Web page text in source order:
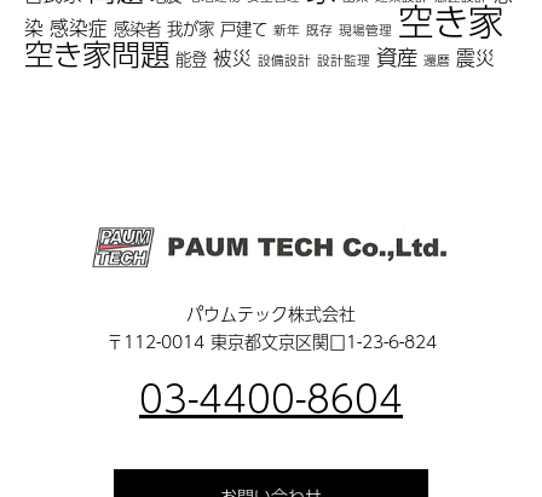
染 感染症 感染者 我が家 戸建て 新年 既存 現場管理 空き家
空き家問題 能登 被災 設備設計 設計監理 資産 還暦 震災
パウムテック株式会社
〒112-0014 東京都文京区関口1-23-6-824
03-4400-8604